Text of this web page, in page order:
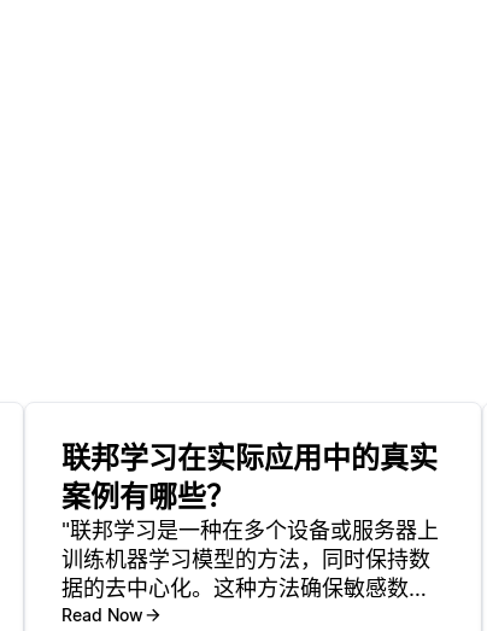
联邦学习在实际应用中的真实
案例有哪些？
"联邦学习是一种在多个设备或服务器上
训练机器学习模型的方法，同时保持数
据的去中心化。这种方法确保敏感数据
保留在用户设备上，从而增强了隐私和
Read Now